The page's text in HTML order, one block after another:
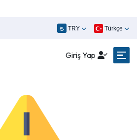
TRY Türkçe
Giriş Yap